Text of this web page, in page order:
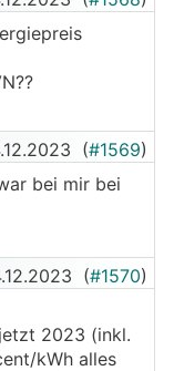
(#1569)
bei mir bei
(#1570)
2023 (inkl.
kWh alles